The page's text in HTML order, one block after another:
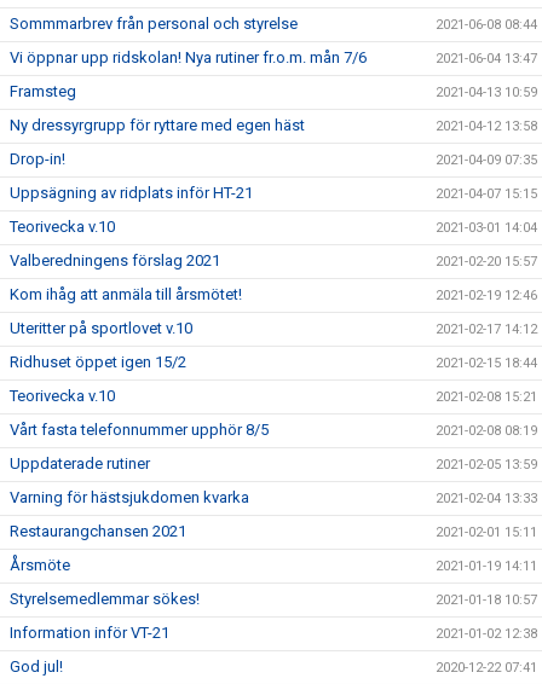
Sommmarbrev från personal och styrelse 2021-06-08 08:44
Vi öppnar upp ridskolan! Nya rutiner fr.o.m. mån 7/6 2021-06-04 13:47
Framsteg 2021-04-13 10:59
Ny dressyrgrupp för ryttare med egen häst 2021-04-12 13:58
Drop-in! 2021-04-09 07:35
Uppsägning av ridplats inför HT-21 2021-04-07 15:15
Teorivecka v.10 2021-03-01 14:04
Valberedningens förslag 2021 2021-02-20 15:57
Kom ihåg att anmäla till årsmötet! 2021-02-19 12:46
Uteritter på sportlovet v.10 2021-02-17 14:12
Ridhuset öppet igen 15/2 2021-02-15 18:44
Teorivecka v.10 2021-02-08 15:21
Vårt fasta telefonnummer upphör 8/5 2021-02-08 08:19
Uppdaterade rutiner 2021-02-05 13:59
Varning för hästsjukdomen kvarka 2021-02-04 13:33
Restaurangchansen 2021 2021-02-01 15:11
Årsmöte 2021-01-19 14:11
Styrelsemedlemmar sökes! 2021-01-18 10:57
Information inför VT-21 2021-01-02 12:38
God jul! 2020-12-22 07:41